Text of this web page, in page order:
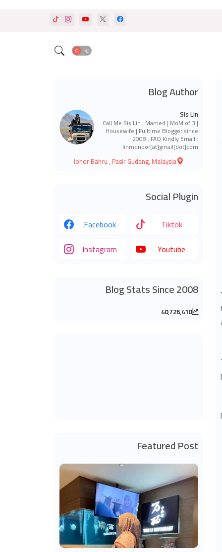
Blog Author
Sis Lin
Call Me Sis Lin | Married | MoM of 3 |
Housewife | Fulltime Blogger since
2008 . FAQ Kindly Email :
linmdnoor[at]gmail[dot]com
Johor Bahru , Pasir Gudang, Malaysia
Social Plugin
Facebook
Tiktok
Instagram
Youtube
Blog Stats Since 2008
40,726,410
Featured Post